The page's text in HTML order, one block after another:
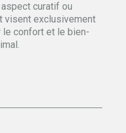
aspect curatif ou
visent exclusivement
le confort et le bien-